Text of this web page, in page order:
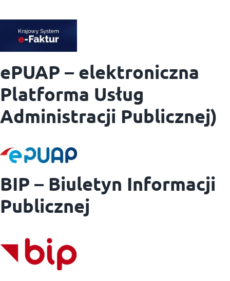
ePUAP – elektroniczna
Platforma Usług
Administracji Publicznej)
BIP – Biuletyn Informacji
Publicznej